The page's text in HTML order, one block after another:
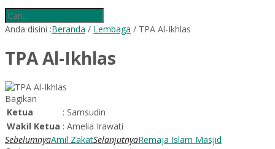
Anda disini :Beranda / Lembaga / TPA Al-Ikhlas
TPA Al-Ikhlas
Bagikan
Ketua
: Samsudin
Wakil Ketua : Amelia Irawati
SebelumnyaAmil ZakatSelanjutnyaRemaja Islam Masjid